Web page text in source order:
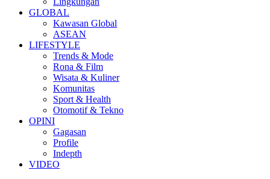
GLOBAL
Kawasan Global
ASEAN
LIFESTYLE
Trends & Mode
Rona & Film
Wisata & Kuliner
Komunitas
Sport & Health
Otomotif & Tekno
OPINI
Gagasan
Profile
Indepth
VIDEO